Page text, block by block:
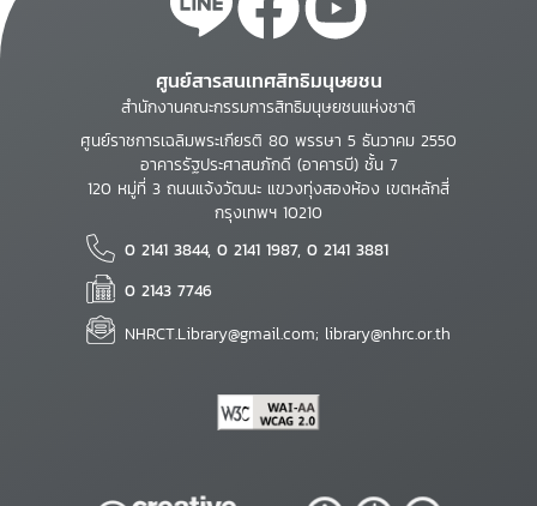
ศูนย์สารสนเทศสิทธิมนุษยชน
สำนักงานคณะกรรมการสิทธิมนุษยชนแห่งชาติ
ศูนย์ราชการเฉลิมพระเกียรติ 80 พรรษา 5 ธันวาคม 2550
อาคารรัฐประศาสนภักดี (อาคารบี) ชั้น 7
120 หมู่ที่ 3 ถนนแจ้งวัฒนะ แขวงทุ่งสองห้อง เขตหลักสี่
กรุงเทพฯ 10210
0 2141 3844, 0 2141 1987, 0 2141 3881
0 2143 7746
NHRCT.Library@gmail.com; library@nhrc.or.th